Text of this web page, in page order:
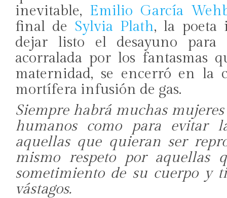
inevitable, Emilio García
final de Sylvia Plath, la poeta
dejar listo el desayuno para
acorralada por los fantasmas
maternidad, se encerró en la
mortífera infusión de gas.
Siempre habrá muchas
humanos como para evitar
aquellas que quieran ser
mismo respeto por aquellas
sometimiento de su cuerpo y
vástagos.